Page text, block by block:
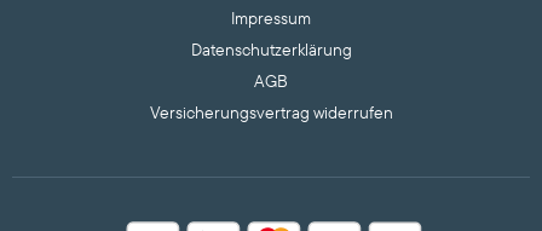
Impressum
Datenschutzerklärung
AGB
Versicherungsvertrag widerrufen